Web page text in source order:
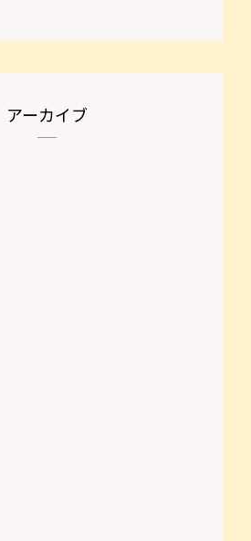
アーカイブ